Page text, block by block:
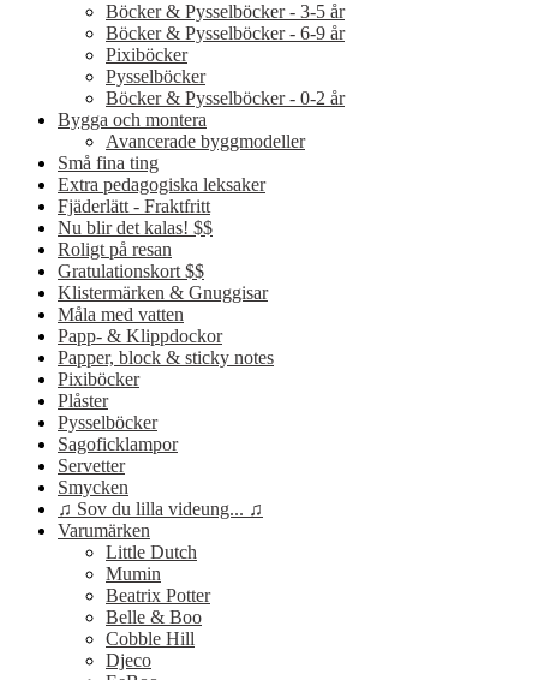
Böcker & Pysselböcker - 3-5 år
Böcker & Pysselböcker - 6-9 år
Pixiböcker
Pysselböcker
Böcker & Pysselböcker - 0-2 år
Bygga och montera
Avancerade byggmodeller
Små fina ting
Extra pedagogiska leksaker
Fjäderlätt - Fraktfritt
Nu blir det kalas! $$
Roligt på resan
Gratulationskort $$
Klistermärken & Gnuggisar
Måla med vatten
Papp- & Klippdockor
Papper, block & sticky notes
Pixiböcker
Plåster
Pysselböcker
Sagoficklampor
Servetter
Smycken
♫ Sov du lilla videung... ♫
Varumärken
Little Dutch
Mumin
Beatrix Potter
Belle & Boo
Cobble Hill
Djeco